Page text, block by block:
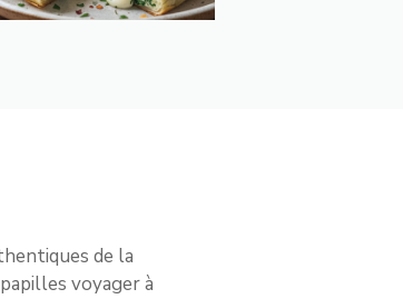
de la
voyager à